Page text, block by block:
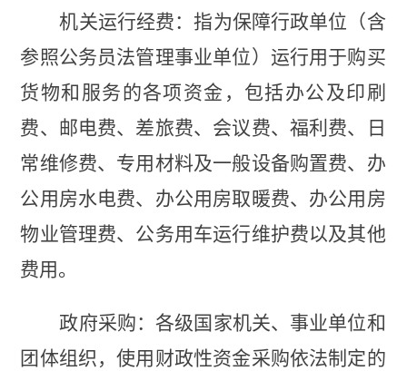
机关运行经费：指为保障行政单位（含
参照公务员法管理事业单位）运行用于购买
货物和服务的各项资金，包括办公及印刷
费、邮电费、差旅费、会议费、福利费、日
常维修费、专用材料及一般设备购置费、办
公用房水电费、办公用房取暖费、办公用房
物业管理费、公务用车运行维护费以及其他
费用。
政府采购：各级国家机关、事业单位和
团体组织，使用财政性资金采购依法制定的